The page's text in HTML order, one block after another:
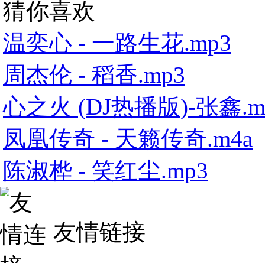
猜你喜欢
温奕心 - 一路生花.mp3
周杰伦 - 稻香.mp3
心之火 (DJ热播版)-张鑫
凤凰传奇 - 天籁传奇.m4a
陈淑桦 - 笑红尘.mp3
友情链接